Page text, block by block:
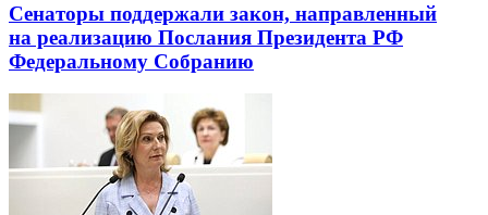
Сенаторы поддержали закон, направленный
на реализацию Послания Президента РФ
Федеральному Собранию